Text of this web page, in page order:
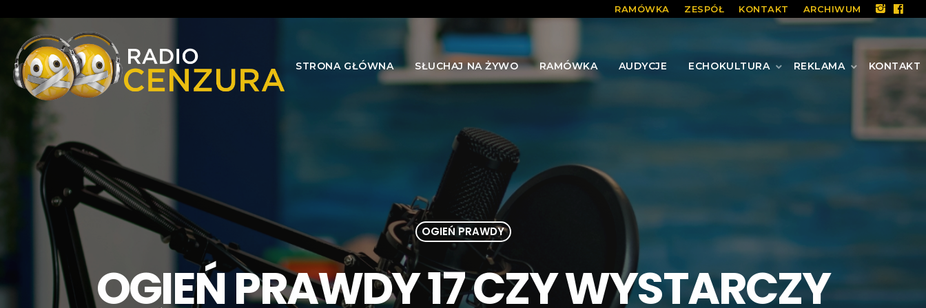
RAMÓWKA ZESPÓŁ KONTAKT ARCHIWUM
STRONA GŁÓWNA SŁUCHAJ NA ŻYWO RAMÓWKA AUDYCJE ECHOKULTURA REKLAMA KONTAKT
OGIEŃ PRAWDY
OGIEŃ PRAWDY 17 CZY WYSTARCZY